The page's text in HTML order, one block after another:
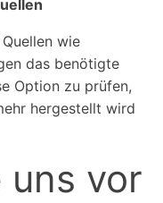
wie
das benötigte
Option zu prüfen,
hergestellt wird
uns vor